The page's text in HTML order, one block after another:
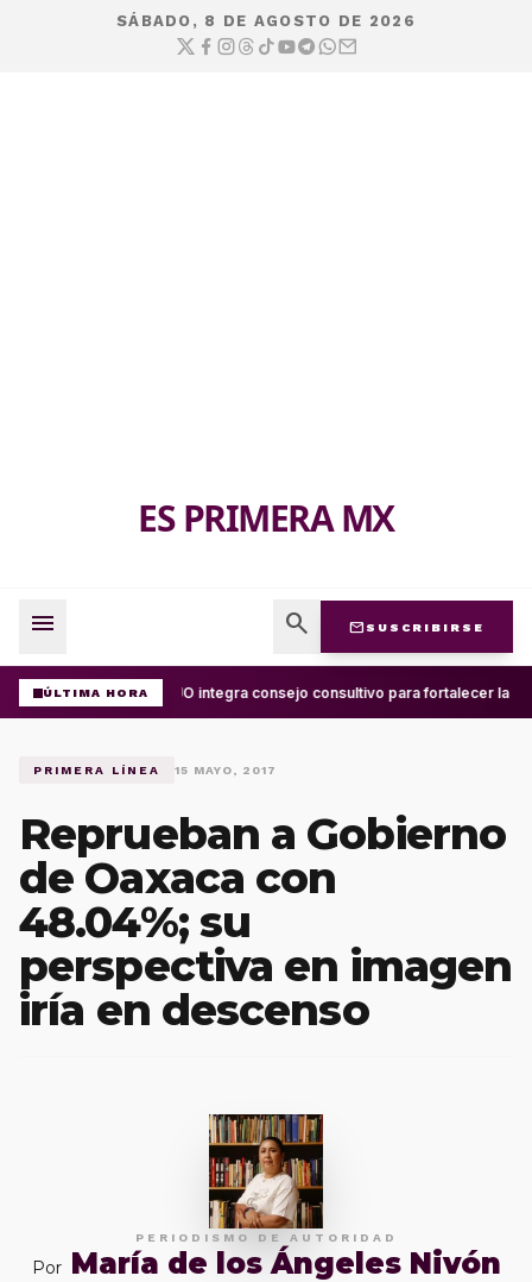
SÁBADO, 8 DE AGOSTO DE 2026
ES PRIMERA MX
menu search mail SUSCRIBIRSE
ÚLTIMA HORAUABJO integra consejo consultivo para fortalecer la
PRIMERA LÍNEA 15 MAYO, 2017
Reprueban a Gobierno
de Oaxaca con
48.04%; su
perspectiva en imagen
iría en descenso
PERIODISMO DE AUTORIDAD
Por María de los Ángeles Nivón